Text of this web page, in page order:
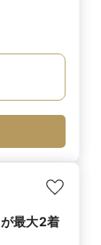
最大2着